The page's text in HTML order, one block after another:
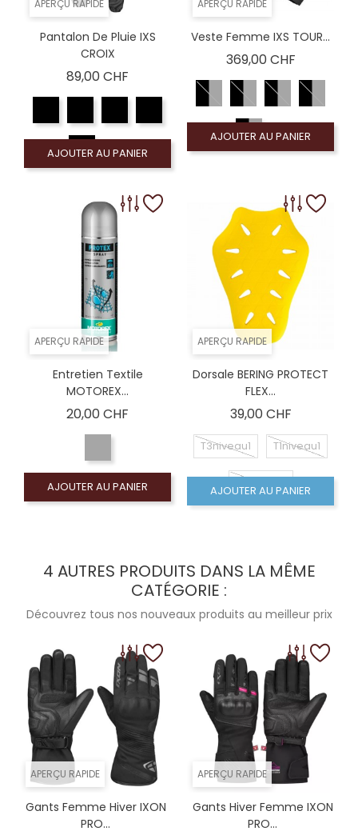
APERÇU RAPIDE
Pantalon De Pluie IXS
CROIX
89,00 CHF
AJOUTER AU PANIER
APERÇU RAPIDE
Veste Femme IXS TOUR...
369,00 CHFPrix
AJOUTER AU PANIER
APERÇU RAPIDE
Entretien Textile
MOTOREX...
20,00 CHF
AJOUTER AU PANIER
APERÇU RAPIDE
Dorsale BERING PROTECT
FLEX...
39,00 CHFPrix
T3niveau1 T1niveau1
T1niveau2
AJOUTER AU PANIER
4 AUTRES PRODUITS DANS LA MÊME
CATÉGORIE :
Découvrez tous nos nouveaux produits au meilleur prix
APERÇU RAPIDE
Gants Femme Hiver IXON
PRO...
APERÇU RAPIDE
Gants Hiver Femme IXON
PRO...